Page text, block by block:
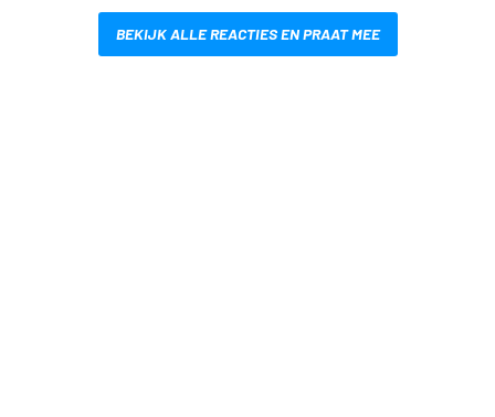
BEKIJK ALLE REACTIES EN PRAAT MEE